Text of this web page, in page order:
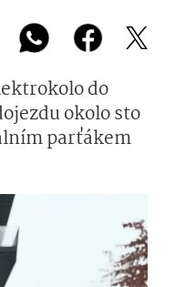
do
okolo sto
parťákem